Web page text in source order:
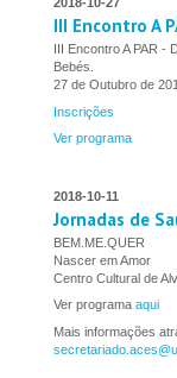
III Encontro A
III Encontro A PAR
Bebés.
27 de Outubro de
Inscrições
Ver programa
2018-10-11
Jornadas de
BEM.ME.QUER
Nascer em Amor
Centro Cultural de
Ver programa aqui
Mais informações